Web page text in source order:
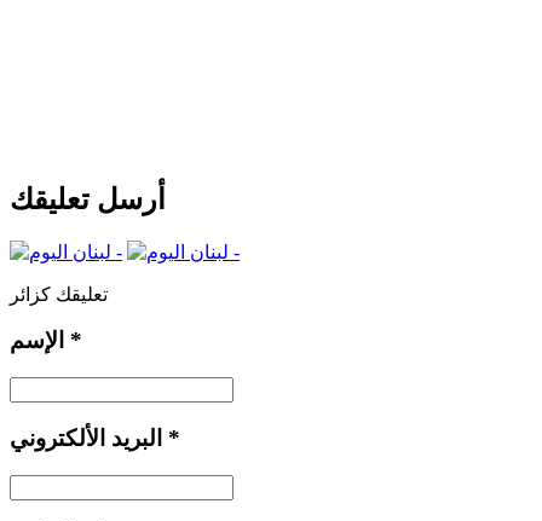
أرسل تعليقك
تعليقك كزائر
*
*